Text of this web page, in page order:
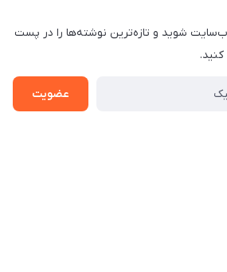
شوید و تازه‌ترین نوشته‌ها را در پست
عضویت